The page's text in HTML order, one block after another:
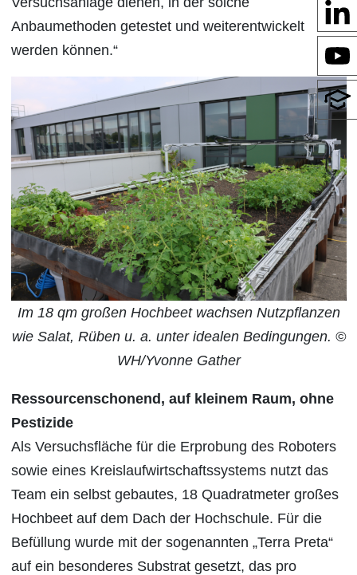
Anbaumethoden getestet und weiterentwickelt
werden können.“
Im 18 qm großen Hochbeet wachsen Nutzpflanzen
wie Salat, Rüben u. a. unter idealen Bedingungen. ©
WH/Yvonne Gather
Ressourcenschonend, auf kleinem Raum, ohne
Pestizide
Als Versuchsfläche für die Erprobung des Roboters
sowie eines Kreislaufwirtschaftssystems nutzt das
Team ein selbst gebautes, 18 Quadratmeter großes
Hochbeet auf dem Dach der Hochschule. Für die
Befüllung wurde mit der sogenannten „Terra Preta“
auf ein besonderes Substrat gesetzt, das pro